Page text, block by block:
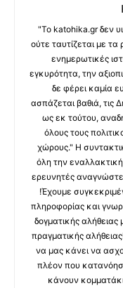
"Το katohika.gr δεν
ούτε ταυτίζεται με
ενημερωτικές
εγκυρότητα, την
δε φέρει καμία
ασπάζεται βαθιά, τις
ως εκ τούτου,
όλους τους
χώρους." Η
όλη την
ερευνητές
!Έχουμε
πληροφορίας και
δογματικής
πραγματικής
να μας κάνει να
πλέον που
κάνουν